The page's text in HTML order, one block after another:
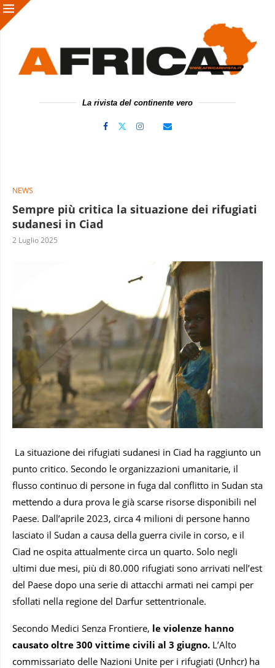
La rivista del continente vero
NEWS
Sempre più critica la situazione dei rifugiati
sudanesi in Ciad
2 Luglio 2025
La situazione dei rifugiati sudanesi in Ciad ha raggiunto un
punto critico. Secondo le organizzazioni umanitarie, il
flusso continuo di persone in fuga dal conflitto in Sudan sta
mettendo a dura prova le già scarse risorse disponibili nel
Paese. Dall’aprile 2023, circa 4 milioni di persone hanno
lasciato il Sudan a causa della guerra civile in corso, e il
Ciad ne ospita attualmente circa un quarto. Solo negli
ultimi due mesi, più di 80.000 rifugiati sono arrivati nell’est
del Paese dopo una serie di attacchi armati nei campi per
sfollati nella regione del Darfur settentrionale.
Secondo Medici Senza Frontiere, le violenze hanno
causato oltre 300 vittime civili al 3 giugno. L’Alto
commissariato delle Nazioni Unite per i rifugiati (Unhcr) ha